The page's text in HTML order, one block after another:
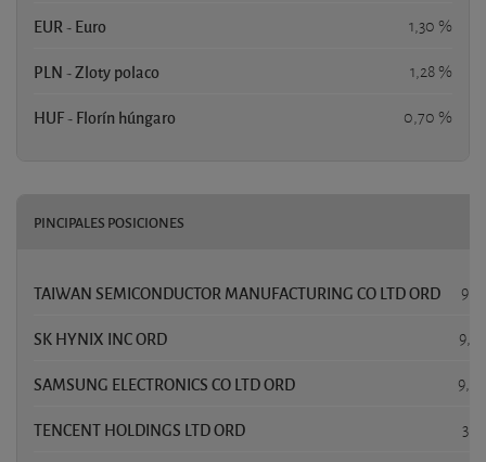
EUR - Euro 1,30 %
PLN - Zloty polaco 1,28 %
HUF - Florín húngaro 0,70 %
PINCIPALES POSICIONES
TAIWAN SEMICONDUCTOR MANUFACTURING CO LTD ORD
SK HYNIX INC ORD
SAMSUNG ELECTRONICS CO LTD ORD
TENCENT HOLDINGS LTD ORD